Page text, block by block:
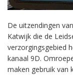
De uitzendingen
Katwijk die de
verzorgingsgebied
kanaal 9D.
maken gebruik van